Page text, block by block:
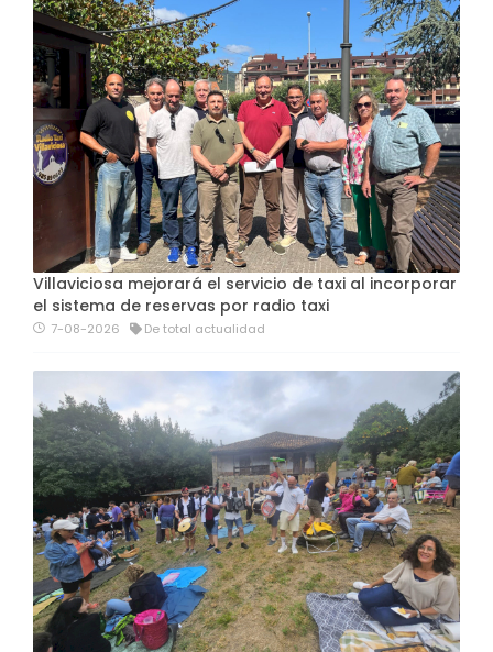
Villaviciosa mejorará el servicio de taxi al incorporar
el sistema de reservas por radio taxi
7-08-2026 De total actualidad